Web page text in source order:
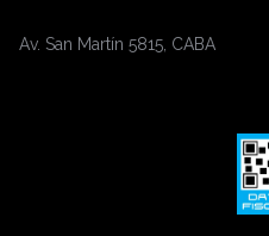
Av. San Martín 5815, CABA